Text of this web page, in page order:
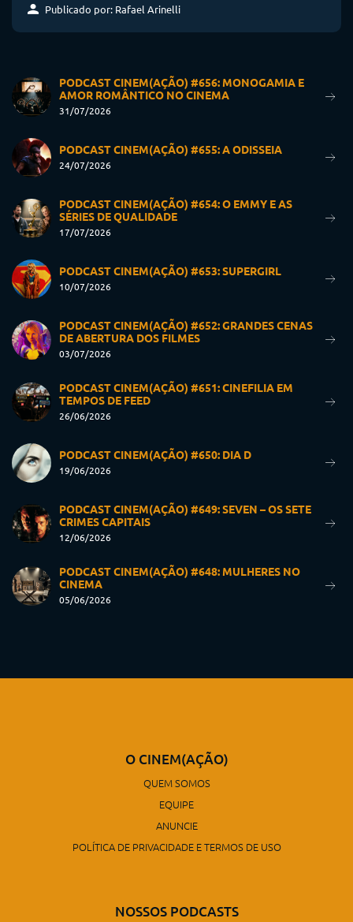
Publicado por: Rafael Arinelli
PODCAST CINEM(AÇÃO) #656: MONOGAMIA E
AMOR ROMÂNTICO NO CINEMA
31/07/2026
PODCAST CINEM(AÇÃO) #655: A ODISSEIA
24/07/2026
PODCAST CINEM(AÇÃO) #654: O EMMY E AS
SÉRIES DE QUALIDADE
17/07/2026
PODCAST CINEM(AÇÃO) #653: SUPERGIRL
10/07/2026
PODCAST CINEM(AÇÃO) #652: GRANDES CENAS
DE ABERTURA DOS FILMES
03/07/2026
PODCAST CINEM(AÇÃO) #651: CINEFILIA EM
TEMPOS DE FEED
26/06/2026
PODCAST CINEM(AÇÃO) #650: DIA D
19/06/2026
PODCAST CINEM(AÇÃO) #649: SEVEN – OS SETE
CRIMES CAPITAIS
12/06/2026
PODCAST CINEM(AÇÃO) #648: MULHERES NO
CINEMA
05/06/2026
O CINEM(AÇÃO)
QUEM SOMOS
EQUIPE
ANUNCIE
POLÍTICA DE PRIVACIDADE E TERMOS DE USO
NOSSOS PODCASTS